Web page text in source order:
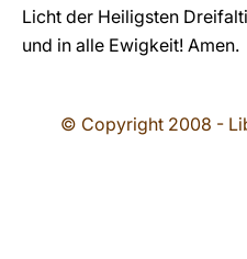
Licht der Heiligsten
und in alle Ewigkeit! Amen.
© Copyright 2008 -